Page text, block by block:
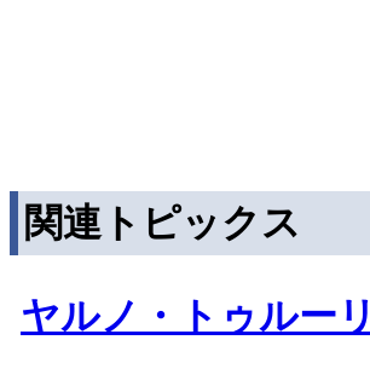
関連トピックス
ヤルノ・トゥルーリ